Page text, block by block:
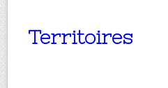
Territoires